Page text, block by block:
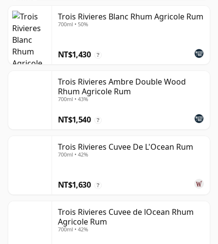
Trois Rivieres Blanc Rhum Agricole Rum
700ml • 50%
NT$1,430 ?
Trois Rivieres Ambre Double Wood
Rhum Agricole Rum
700ml • 43%
NT$1,540 ?
Trois Rivieres Cuvee De L'Ocean Rum
700ml • 42%
NT$1,630 ?
Trois Rivieres Cuvee de lOcean Rhum
Agricole Rum
700ml • 42%